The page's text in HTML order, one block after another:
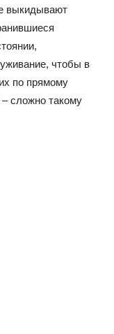
выкидывают
чтобы в
по прямому
сложно такому